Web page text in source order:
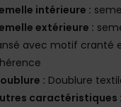
intérieure :
extérieure :
avec motif cranté
: Doublure
caractéristiques :